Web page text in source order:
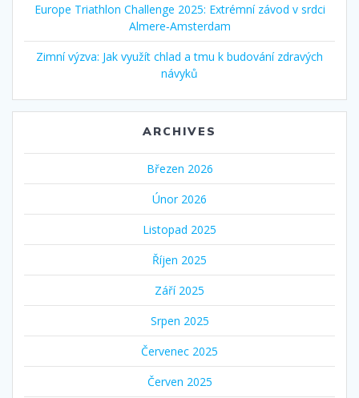
Europe Triathlon Challenge 2025: Extrémní závod v srdci
Almere‑Amsterdam
Zimní výzva: Jak využít chlad a tmu k budování zdravých
návyků
ARCHIVES
Březen 2026
Únor 2026
Listopad 2025
Říjen 2025
Září 2025
Srpen 2025
Červenec 2025
Červen 2025